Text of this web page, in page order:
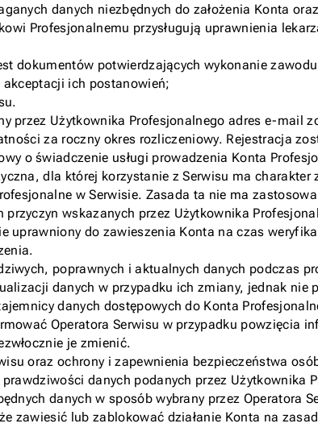
danych niezbędnych do założenia Konta
Profesjonalnemu przysługują uprawnienia
dokumentów potwierdzających wykonanie
ich postanowień;
przez Użytkownika Profesjonalnego adres e-mail
za roczny okres rozliczeniowy. Rejestracja
o świadczenie usługi prowadzenia Konta
dla której korzystanie z Serwisu ma charakter
w Serwisie. Zasada ta nie ma
wskazanych przez Użytkownika
uprawniony do zawieszenia Konta na czas
poprawnych i aktualnych danych podczas
danych w przypadku ich zmiany, jednak
danych dostępowych do Konta
Operatora Serwisu w przypadku powzięcia
je zmienić.
oraz ochrony i zapewnienia bezpieczeństwa
danych podanych przez Użytkownika
danych w sposób wybrany przez Operatora
zawiesić lub zablokować działanie Konta na